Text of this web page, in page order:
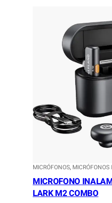
MICRÓFONOS,
MICROFONO
LARK M2 COMBO